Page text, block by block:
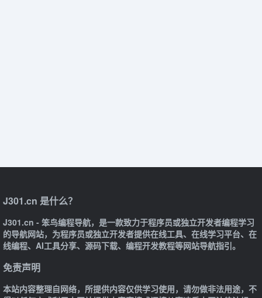
J301.cn 是什么？
J301.cn - 笨鸟编程导航，是一款致力于程序员或独立开发者编程学习
的导航网站，为程序员或独立开发者提供在线工具、在线学习平台、在
线编程、AI工具分享、源码下载、编程开发教程等网站导航指引。
免责声明
本站内容整理自网络，所提供内容仅供学习使用，请勿做非法用途，不